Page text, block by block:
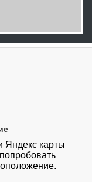
Яндекс карты